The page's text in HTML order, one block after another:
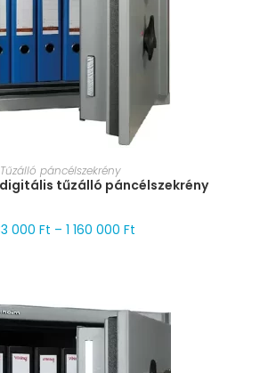
MÉRET VÁLASZTÁSA
Tűzálló páncélszekrény
tűzálló páncélszekrény
000 Ft – 1 160 000 Ft